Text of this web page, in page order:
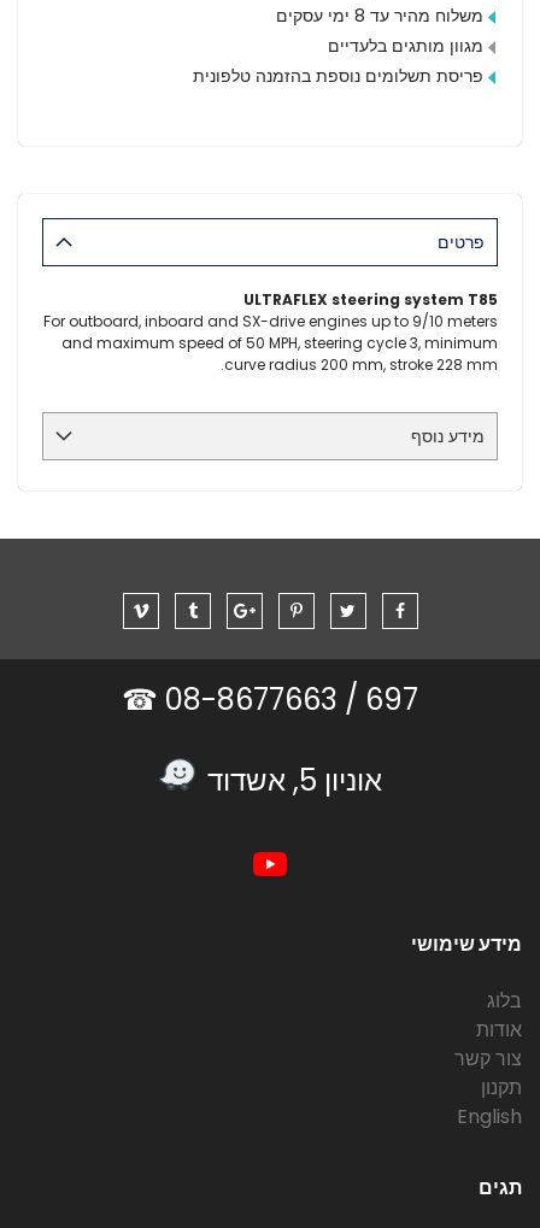
משלוח מהיר עד 8 ימי עסקים
מגוון מותגים בלעדיים
פריסת תשלומים נוספת בהזמנה טלפונית
פרטים
ULTRAFLEX steering system T85
For outboard, inboard and SX-drive engines up to 9/10 meters
and maximum speed of 50 MPH, steering cycle 3, minimum
curve radius 200 mm, stroke 228 mm.
מידע נוסף
697 /
אוניון 5, אשדוד
מידע שימושי
בלוג
אודות
צור קשר
תקנון
English
תגים